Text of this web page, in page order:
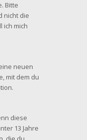
Bitte
nicht die
ich mich
neuen
mit dem du
diese
13 Jahre